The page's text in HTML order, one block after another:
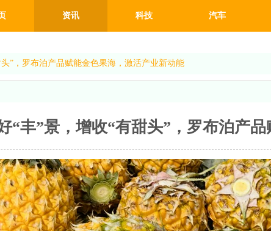
资讯 科技 汽车
”，罗布泊产品赋能金色果海，激活产业新动能
“丰”景，增收“有甜头”，罗布泊产